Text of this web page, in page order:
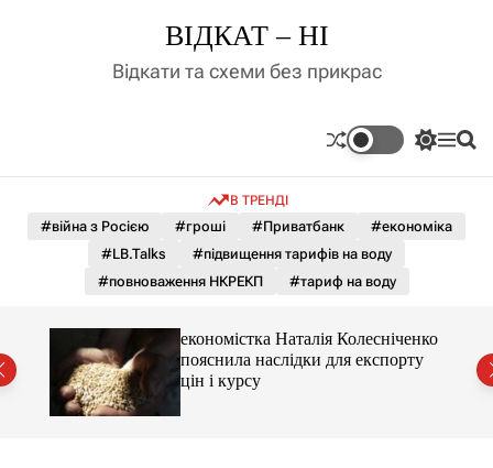
д
у
ВІДКАТ – НІ
Відкати та схеми без прикрас
П
м
к
а
о
л
ь
М П
В ТРЕНДІ
#війна з Росією #гроші #Приватбанк
#економіка
#LB.Talks
#підвищення тарифів на воду
#повноваження НКРЕКП
#тариф на воду
економістка Наталія Колесніченко
пояснила наслідки для експорту
цін і курсу